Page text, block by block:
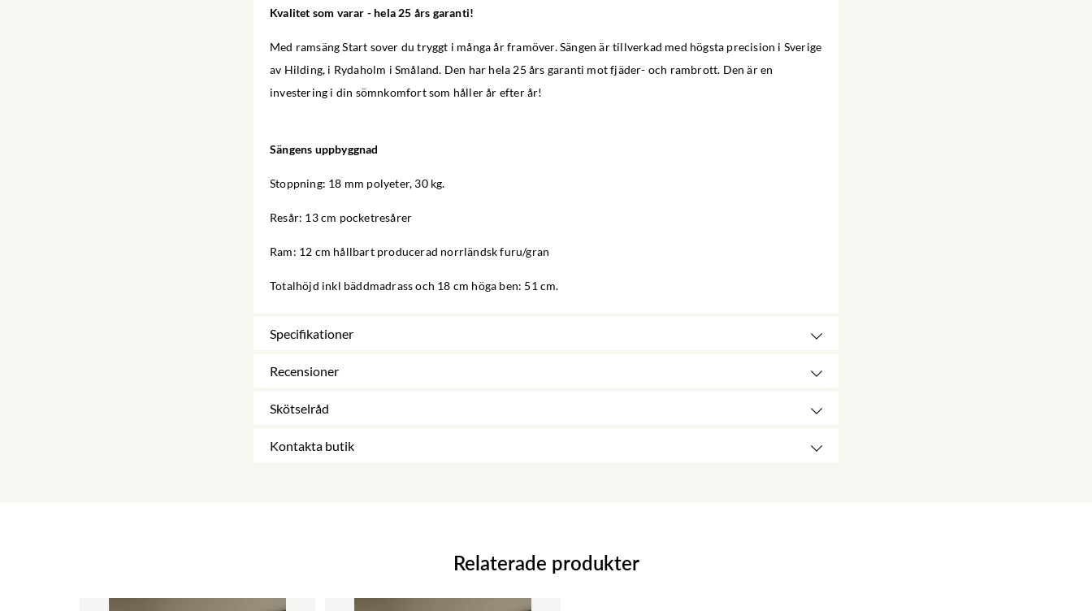
Kvalitet som varar - hela 25 års garanti!
Med ramsäng Start sover du tryggt i många år framöver. Sängen är tillverkad med högsta precision i Sverige
av Hilding, i Rydaholm i Småland. Den har hela 25 års garanti mot fjäder- och rambrott. Den är en
investering i din sömnkomfort som håller år efter år!
Sängens uppbyggnad
Stoppning: 18 mm polyeter, 30 kg.
Resår: 13 cm pocketresårer
Ram: 12 cm hållbart producerad norrländsk furu/gran
Totalhöjd inkl bäddmadrass och 18 cm höga ben: 51 cm.
Specifikationer
Recensioner
Skötselråd
Kontakta butik
Relaterade produkter